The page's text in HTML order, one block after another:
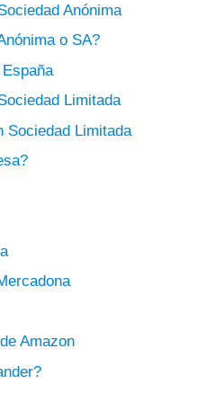
Anónima
o SA?
Limitada
Sociedad Limitada
Amazon